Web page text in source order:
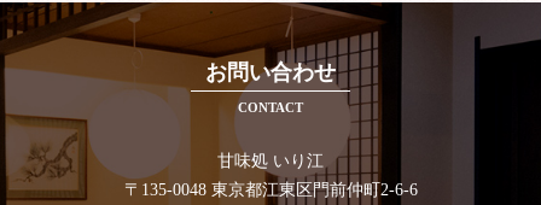
お問い合わせ
CONTACT
甘味処 いり江
〒135-0048 東京都江東区門前仲町2-6-6